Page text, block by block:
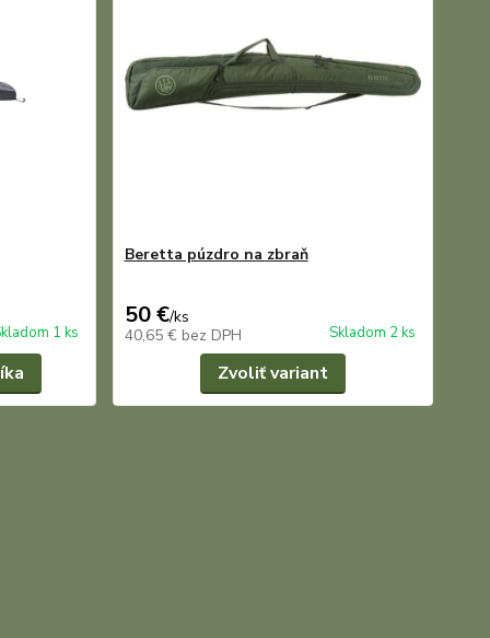
1 ks
Beretta púzdro na zbraň
50 €/ks
40,65 € bez DPH Skladom 2 ks
Zvoliť variant